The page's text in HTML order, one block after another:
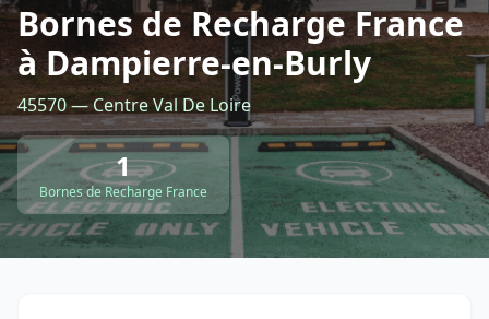
Retour à la liste des métiers
CGU-Confidentialité- Service proposé parViteUnDevis.com-Vous
Bornes de Recharge France
à Dampierre-en-Burly
45570 — Centre Val De Loire
1
Bornes de Recharge France